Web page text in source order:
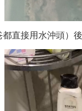
直接用水沖頭）